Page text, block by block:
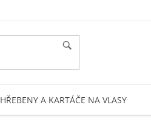
HŘEBENY A KARTÁČE NA VLASY